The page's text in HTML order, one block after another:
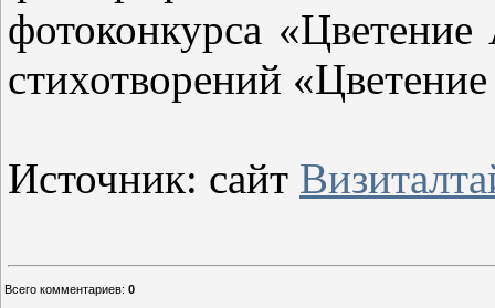
фотоконкурса «Цветение
стихотворений
Источник: сайт
Всего комментариев: 0